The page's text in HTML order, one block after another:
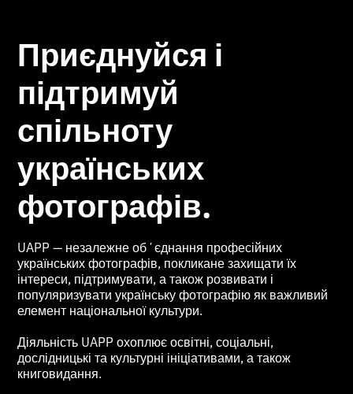
Приєднуйся і
підтримуй
спільноту
українських
фотографів.
UAPP — незалежне обʼєднання професійних
українських фотографів, покликане захищати їх
інтереси, підтримувати, а також розвивати і
популяризувати українську фотографію як важливий
елемент національної культури.
Діяльність UAPP охоплює освітні, соціальні,
дослідницькі та культурні ініціативами, а також
книговидання.